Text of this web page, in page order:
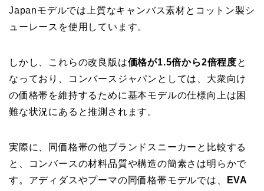
Japanモデルでは上質なキャンバス素材とコットン製シ
ューレースを使用しています。
しかし、これらの改良版は価格が1.5倍から2倍程度と
なっており、コンバースジャパンとしては、大衆向け
の価格帯を維持するために基本モデルの仕様向上は困
難な状況にあると推測されます。
実際に、同価格帯の他ブランドスニーカーと比較する
と、コンバースの材料品質や構造の簡素さは明らかで
す。アディダスやプーマの同価格帯モデルでは、
EVA